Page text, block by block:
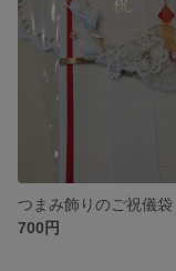
つまみ飾りのご祝儀袋
700円